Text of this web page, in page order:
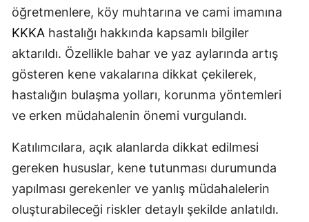
öğretmenlere, köy muhtarına ve cami imamına
KKKA hastalığı hakkında kapsamlı bilgiler
aktarıldı. Özellikle bahar ve yaz aylarında artış
gösteren kene vakalarına dikkat çekilerek,
hastalığın bulaşma yolları, korunma yöntemleri
ve erken müdahalenin önemi vurgulandı.
Katılımcılara, açık alanlarda dikkat edilmesi
gereken hususlar, kene tutunması durumunda
yapılması gerekenler ve yanlış müdahalelerin
oluşturabileceği riskler detaylı şekilde anlatıldı.